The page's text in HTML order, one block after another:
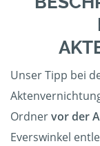
Unser Tipp bei
Ordnervor der
Everswinkel